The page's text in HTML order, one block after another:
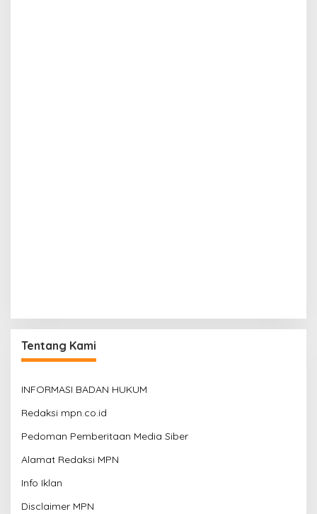
Tentang Kami
INFORMASI BADAN HUKUM
Redaksi mpn.co.id
Pedoman Pemberitaan Media Siber
Alamat Redaksi MPN
Info Iklan
Disclaimer MPN